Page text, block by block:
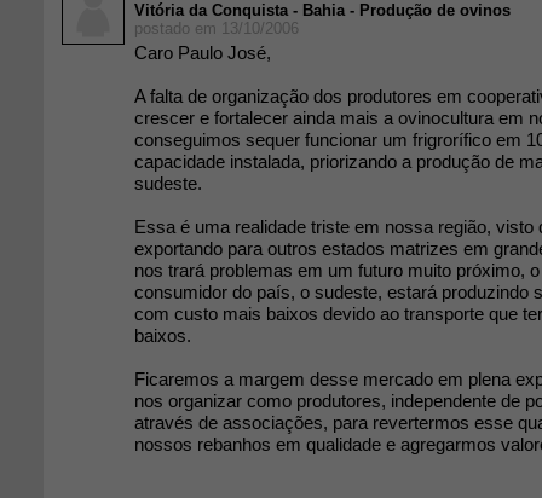
Vitória da Conquista - Bahia - Produção de ovinos
postado em 13/10/2006
Caro Paulo José,
A falta de organização dos produtores em
crescer e fortalecer ainda mais a ovinocultura em
conseguimos sequer funcionar um frigrorífico em
capacidade instalada, priorizando a produção de
sudeste.
Essa é uma realidade triste em nossa região, visto
exportando para outros estados matrizes em
nos trará problemas em um futuro muito próximo,
consumidor do país, o sudeste, estará produzindo
com custo mais baixos devido ao transporte que
baixos.
Ficaremos a margem desse mercado em plena
nos organizar como produtores, independente de
através de associações, para revertermos esse
nossos rebanhos em qualidade e agregarmos